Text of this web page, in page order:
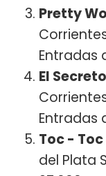
Pretty
Entradas
El
Entradas
Toc -
del Plata